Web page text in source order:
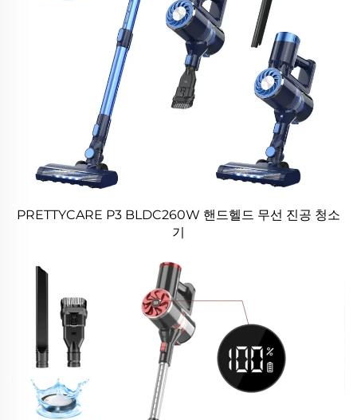
PRETTYCARE P3 BLDC260W 핸드헬드 무선 진공 청소
기